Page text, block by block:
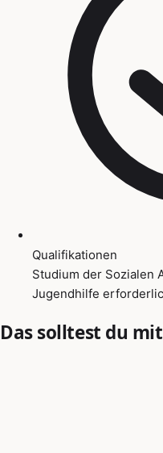
Qualifikationen
Studium der Sozialen
Jugendhilfe
Das solltest du